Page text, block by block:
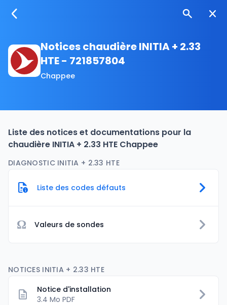
Notices chaudière INITIA + 2.33
HTE - 721857804
Chappee
Liste des notices et documentations pour la
chaudière INITIA + 2.33 HTE Chappee
DIAGNOSTIC INITIA + 2.33 HTE
Liste des codes défauts
Ω Valeurs de sondes
NOTICES INITIA + 2.33 HTE
Notice d'installation
3.4 Mo PDF